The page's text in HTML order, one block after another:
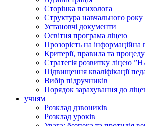
Сторінка психолога
Структура навчального року
Установчі документи
Освітня програма ліцею
Прозорість на інформаційна
Критерії, правила та
Стратегія розвитку
Підвищення кваліфікації
Вибір підручників
Порядок зарахування до
учням
Розклад дзвоників
Розклад уроків